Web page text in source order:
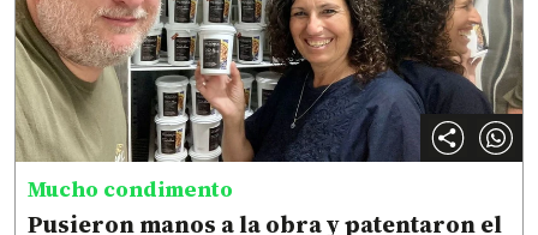
Mucho condimento
Pusieron manos a la obra y patentaron el